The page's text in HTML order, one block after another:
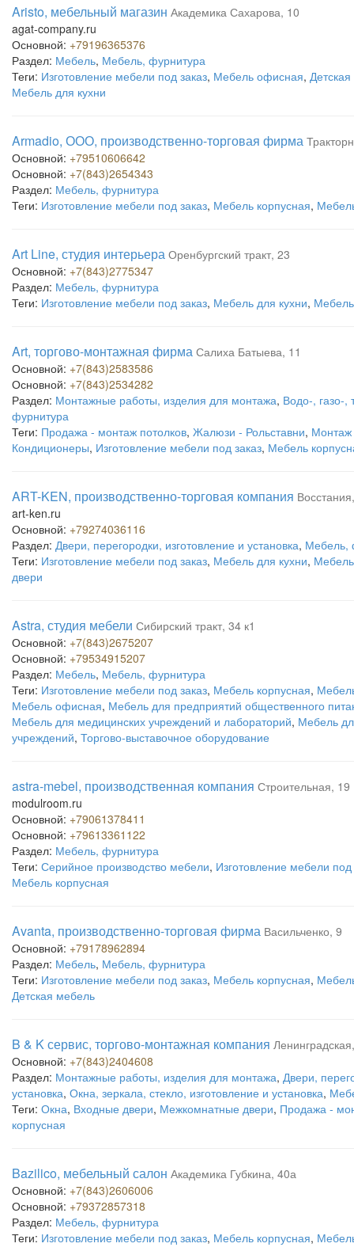
Aristo, мебельный магазин Академика Сахарова, 10
agat-company.ru
Основной: +79196365376
Раздел: Мебель, Мебель, фурнитура
Теги: Изготовление мебели под заказ, Мебель офисная,
Мебель для кухни
Armadio, ООО, производственно-торговая фирма
Основной: +79510606642
Основной: +7(843)2654343
Раздел: Мебель, фурнитура
Теги: Изготовление мебели под заказ, Мебель корпусная,
Art Line, студия интерьера Оренбургский тракт, 23
Основной: +7(843)2775347
Раздел: Мебель, фурнитура
Теги: Изготовление мебели под заказ, Мебель для кухни,
Art, торгово-монтажная фирма Салиха Батыева, 11
Основной: +7(843)2583586
Основной: +7(843)2534282
Раздел: Монтажные работы, изделия для монтажа, Водо-, газо-,
фурнитура
Теги: Продажа - монтаж потолков, Жалюзи - Рольставни, Монтаж
Кондиционеры, Изготовление мебели под заказ, Мебель
ART-KEN, производственно-торговая компания
art-ken.ru
Основной: +79274036116
Раздел: Двери, перегородки, изготовление и установка, Мебель,
Теги: Изготовление мебели под заказ, Мебель для кухни,
двери
Astra, студия мебели Сибирский тракт, 34 к1
Основной: +7(843)2675207
Основной: +79534915207
Раздел: Мебель, Мебель, фурнитура
Теги: Изготовление мебели под заказ, Мебель корпусная,
Мебель офисная, Мебель для предприятий общественного
Мебель для медицинских учреждений и лабораторий, Мебель
учреждений, Торгово-выставочное оборудование
astra-mebel, производственная компания Строительная, 19
modulroom.ru
Основной: +79061378411
Основной: +79613361122
Раздел: Мебель, фурнитура
Теги: Серийное производство мебели, Изготовление мебели под
Мебель корпусная
Avanta, производственно-торговая фирма Васильченко, 9
Основной: +79178962894
Раздел: Мебель, Мебель, фурнитура
Теги: Изготовление мебели под заказ, Мебель корпусная,
Детская мебель
B & K сервис, торгово-монтажная компания
Основной: +7(843)2404608
Раздел: Монтажные работы, изделия для монтажа, Двери,
установка, Окна, зеркала, стекло, изготовление и установка,
Теги: Окна, Входные двери, Межкомнатные двери, Продажа -
корпусная
Bazilico, мебельный салон Академика Губкина, 40а
Основной: +7(843)2606006
Основной: +79372857318
Раздел: Мебель, фурнитура
Теги: Изготовление мебели под заказ, Мебель корпусная,